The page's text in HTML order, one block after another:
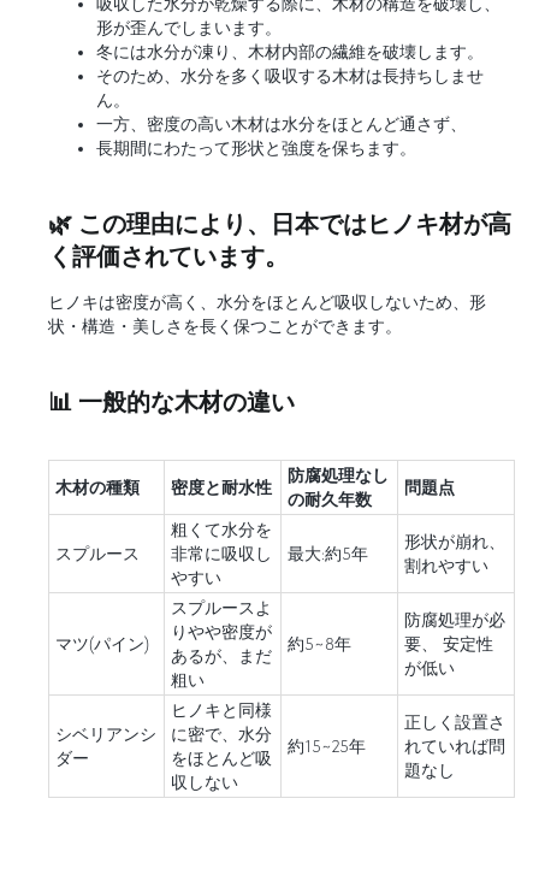
形が歪んでしまいます。
冬には水分が凍り、木材内部の繊維を破壊します。
そのため、水分を多く吸収する木材は長持ちしませ
ん。
一方、密度の高い木材は水分をほとんど通さず、
長期間にわたって形状と強度を保ちます。
🌿 この理由により、日本ではヒノキ材が高
く評価されています。
ヒノキは密度が高く、水分をほとんど吸収しないため、形
状・構造・美しさを長く保つことができます。
📊 一般的な木材の違い
木材の種類 密度と耐水性
防腐処理なし
の耐久年数
問題点
スプルース
粗くて水分を
非常に吸収し
やすい
最大:約5年
形状が崩れ、
割れやすい
マツ(パイン)
スプルースよ
りやや密度が
あるが、まだ
粗い
約5~8年
防腐処理が必
要、 安定性
が低い
シベリアンシ
ダー
ヒノキと同様
に密で、水分
をほとんど吸
収しない
約15~25年
正しく設置さ
れていれば問
題なし